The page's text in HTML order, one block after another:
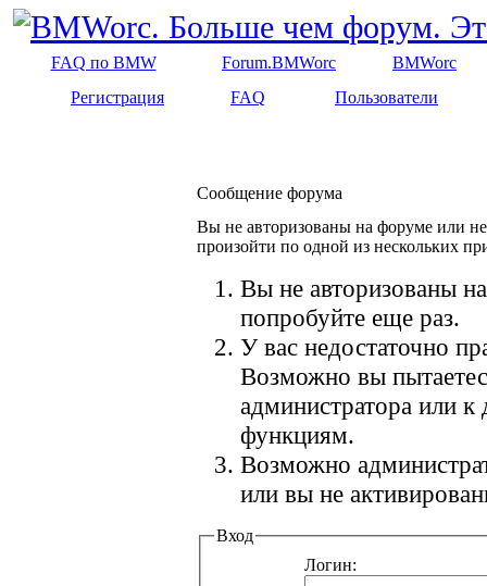
FAQ по BMW Forum.BMWorc
BMWorc
Регистрация
FAQ Пользователи
Сообщение форума
Вы не авторизованы на форуме или
произойти по одной из нескольких
Вы не авторизованы
попробуйте еще раз.
У вас недостаточно
Возможно вы
администратора или
функциям.
Возможно
или вы не
Вход
Логин: